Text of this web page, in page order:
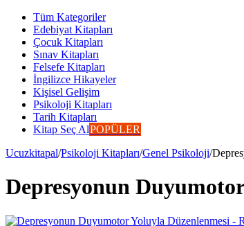
Tüm Kategoriler
Edebiyat Kitapları
Çocuk Kitapları
Sınav Kitapları
Felsefe Kitapları
İngilizce Hikayeler
Kişisel Gelişim
Psikoloji Kitapları
Tarih Kitapları
Kitap Seç AlPOPÜLER
Ucuzkitapal/Psikoloji Kitapları/Genel Psikoloji/
Depresyonun